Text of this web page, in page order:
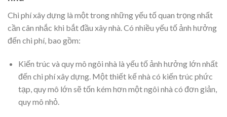
Chi phí xây dựng là một trong những yếu tố quan trọng nhất
cần cân nhắc khi bắt đầu xây nhà. Có nhiều yếu tố ảnh hưởng
đến chi phí, bao gồm:
Kiến trúc và quy mô ngôi nhà là yếu tố ảnh hưởng lớn nhất
đến chi phí xây dựng. Mộtthiết kế nhà có kiến trúc phức
tạp, quy mô lớn sẽ tốn kém hơn một ngôi nhà có đơn giản,
quy mô nhỏ.